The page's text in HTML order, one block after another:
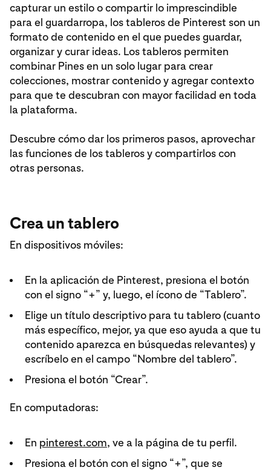
capturar un estilo o compartir lo imprescindible
para el guardarropa, los tableros de Pinterest son un
formato de contenido en el que puedes guardar,
organizar y curar ideas. Los tableros permiten
combinar Pines en un solo lugar para crear
colecciones, mostrar contenido y agregar contexto
para que te descubran con mayor facilidad en toda
la plataforma.
Descubre cómo dar los primeros pasos, aprovechar
las funciones de los tableros y compartirlos con
otras personas.
Crea un tablero
En dispositivos móviles:
En la aplicación de Pinterest, presiona el botón
con el signo “+” y, luego, el ícono de “Tablero”.
Elige un título descriptivo para tu tablero (cuanto
más específico, mejor, ya que eso ayuda a que tu
contenido aparezca en búsquedas relevantes) y
escríbelo en el campo “Nombre del tablero”.
Presiona el botón “Crear”.
En computadoras:
En pinterest.com, ve a la página de tu perfil.
Presiona el botón con el signo “+”, que se